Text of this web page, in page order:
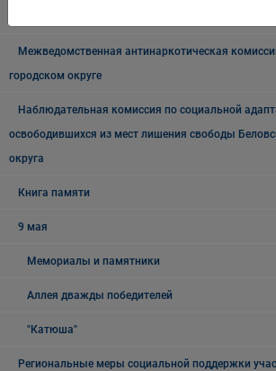
Межведомственная антинаркотическая
городском округе
Наблюдательная комиссия по социальной
освободившихся из мест лишения свободы
округа
Книга памяти
9 мая
Мемориалы и памятники
Аллея дважды победителей
"Катюша"
Региональные меры социальной поддержки